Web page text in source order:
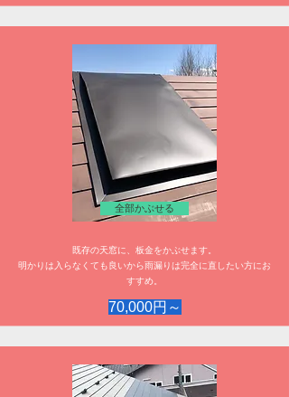
全部かぶせる
既存の天窓に、板金をかぶせます。
​明かりは入らなくても良いから雨漏りは完全に直したい方にお
すすめ。
70,000円～